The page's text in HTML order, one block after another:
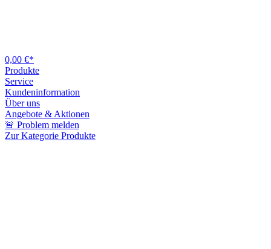
0,00 €*
Produkte
Service
Kundeninformation
Über uns
Angebote & Aktionen
🚨 Problem melden
Zur Kategorie Produkte